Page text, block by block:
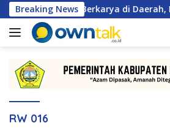
Langsung
ke
konten
Breaking News
Wajib Berkarya di Daerah, Bukan
RW 016